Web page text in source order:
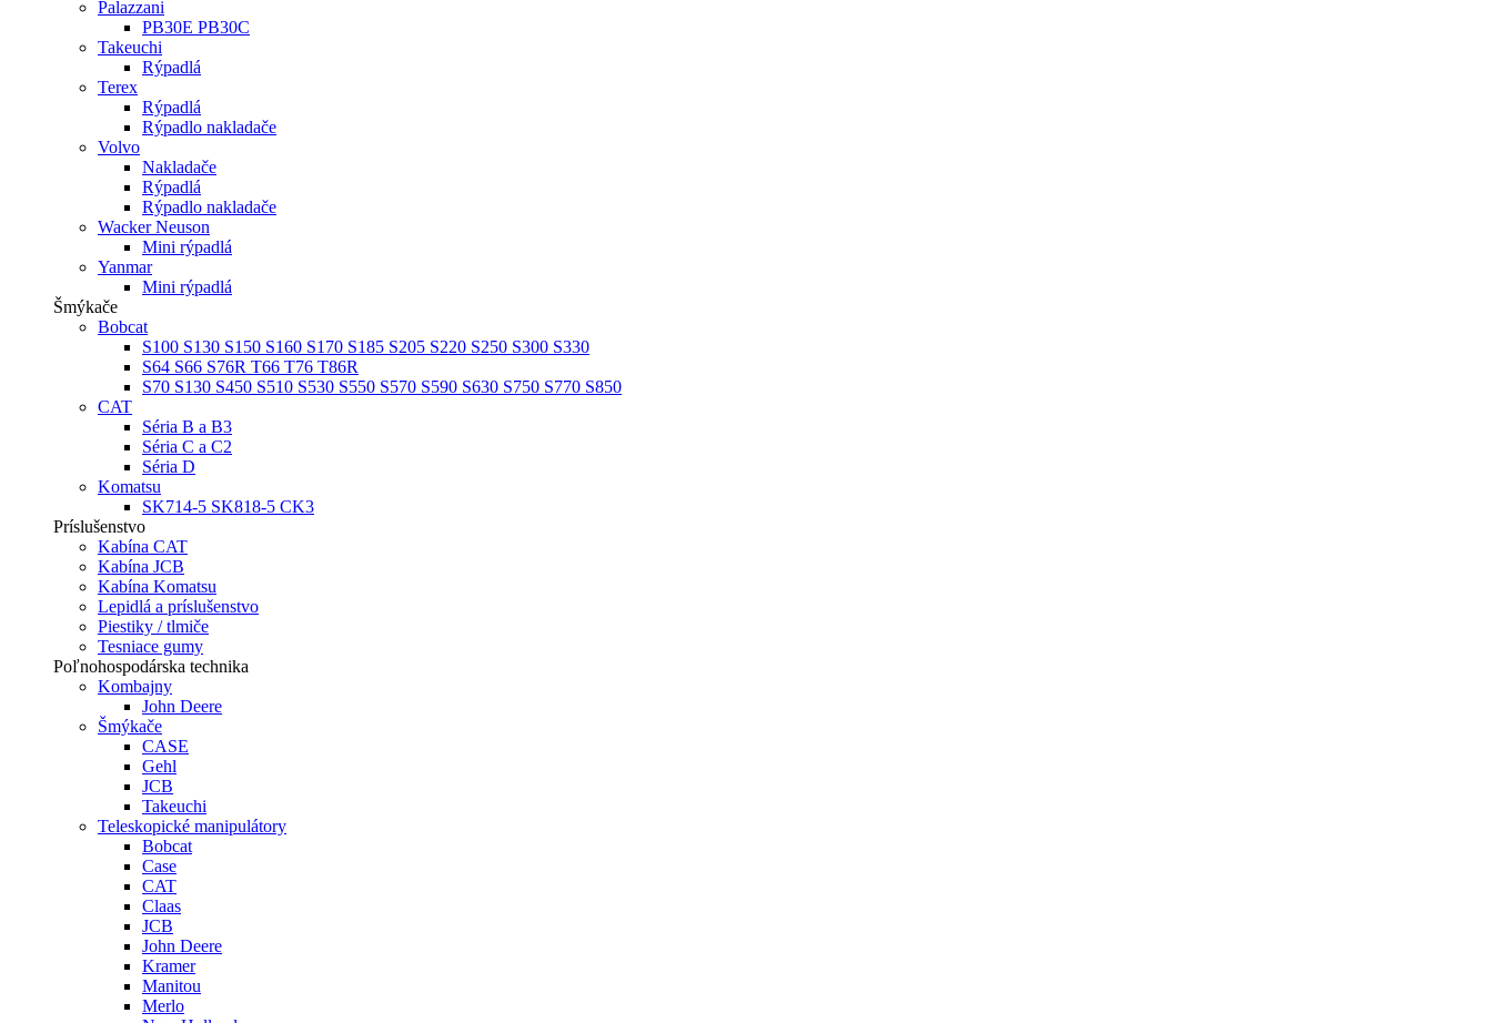
Palazzani
PB30E PB30C
Takeuchi
Rýpadlá
Terex
Rýpadlá
Rýpadlo nakladače
Volvo
Nakladače
Rýpadlá
Rýpadlo nakladače
Wacker Neuson
Mini rýpadlá
Yanmar
Mini rýpadlá
Šmýkače
Bobcat
S100 S130 S150 S160 S170 S185 S205 S220 S250 S300 S330
S64 S66 S76R T66 T76 T86R
S70 S130 S450 S510 S530 S550 S570 S590 S630 S750 S770 S850
CAT
Séria B a B3
Séria C a C2
Séria D
Komatsu
SK714-5 SK818-5 CK3
Príslušenstvo
Kabína CAT
Kabína JCB
Kabína Komatsu
Lepidlá a príslušenstvo
Piestiky / tlmiče
Tesniace gumy
Poľnohospodárska technika
Kombajny
John Deere
Šmýkače
CASE
Gehl
JCB
Takeuchi
Teleskopické manipulátory
Bobcat
Case
CAT
Claas
JCB
John Deere
Kramer
Manitou
Merlo